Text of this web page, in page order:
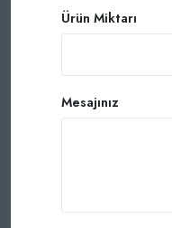
Ürün Miktarı
Mesajınız